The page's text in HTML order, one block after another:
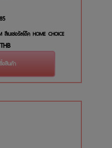
นเชอรัลโอ๊ค HOME CHOICE
THB
อสินค้า